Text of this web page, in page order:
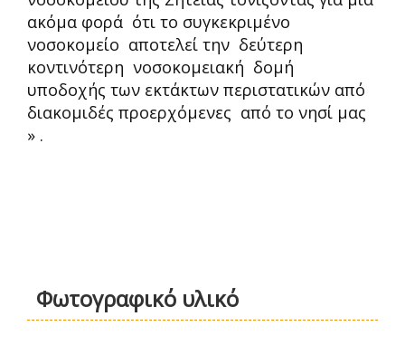
ακόμα φορά ότι το συγκεκριμένο
νοσοκομείο αποτελεί την δεύτερη
κοντινότερη νοσοκομειακή δομή
υποδοχής των εκτάκτων περιστατικών από
διακομιδές προερχόμενες από το νησί μας
» .
Φωτογραφικό υλικό